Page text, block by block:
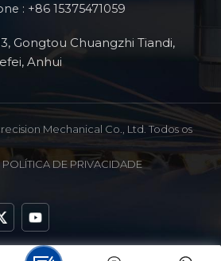
: +86 15375471059
Gongtou Chuangzhi Tiandi,
Anhui
Mechanical Co., Ltd. Todos os
POLÍTICA DE PRIVACIDADE